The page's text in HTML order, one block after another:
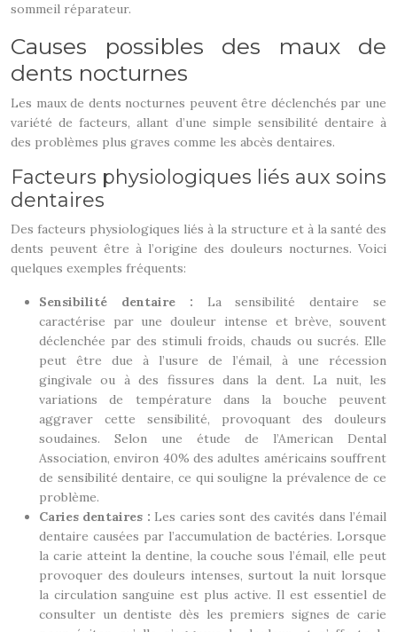
sommeil réparateur.
Causes possibles des maux de
dents nocturnes
Les maux de dents nocturnes peuvent être déclenchés par une
variété de facteurs, allant d’une simple sensibilité dentaire à
des problèmes plus graves comme les abcès dentaires.
Facteurs physiologiques liés aux soins
dentaires
Des facteurs physiologiques liés à la structure et à la santé des
dents peuvent être à l’origine des douleurs nocturnes. Voici
quelques exemples fréquents:
Sensibilité dentaire : La sensibilité dentaire se
caractérise par une douleur intense et brève, souvent
déclenchée par des stimuli froids, chauds ou sucrés. Elle
peut être due à l’usure de l’émail, à une récession
gingivale ou à des fissures dans la dent. La nuit, les
variations de température dans la bouche peuvent
aggraver cette sensibilité, provoquant des douleurs
soudaines. Selon une étude de l’American Dental
Association, environ 40% des adultes américains souffrent
de sensibilité dentaire, ce qui souligne la prévalence de ce
problème.
Caries dentaires : Les caries sont des cavités dans l’émail
dentaire causées par l’accumulation de bactéries. Lorsque
la carie atteint la dentine, la couche sous l’émail, elle peut
provoquer des douleurs intenses, surtout la nuit lorsque
la circulation sanguine est plus active. Il est essentiel de
consulter un dentiste dès les premiers signes de carie